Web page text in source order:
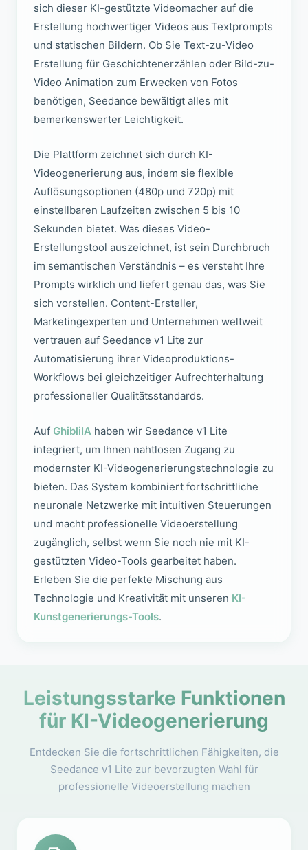
sich dieser KI-gestützte Videomacher auf die
Erstellung hochwertiger Videos aus Textprompts
und statischen Bildern. Ob Sie Text-zu-Video
Erstellung für Geschichtenerzählen oder Bild-zu-
Video Animation zum Erwecken von Fotos
benötigen, Seedance bewältigt alles mit
bemerkenswerter Leichtigkeit.
Die Plattform zeichnet sich durch KI-
Videogenerierung aus, indem sie flexible
Auflösungsoptionen (480p und 720p) mit
einstellbaren Laufzeiten zwischen 5 bis 10
Sekunden bietet. Was dieses Video-
Erstellungstool auszeichnet, ist sein Durchbruch
im semantischen Verständnis – es versteht Ihre
Prompts wirklich und liefert genau das, was Sie
sich vorstellen. Content-Ersteller,
Marketingexperten und Unternehmen weltweit
vertrauen auf Seedance v1 Lite zur
Automatisierung ihrer Videoproduktions-
Workflows bei gleichzeitiger Aufrechterhaltung
professioneller Qualitätsstandards.
Auf GhibliIA haben wir Seedance v1 Lite
integriert, um Ihnen nahtlosen Zugang zu
modernster KI-Videogenerierungstechnologie zu
bieten. Das System kombiniert fortschrittliche
neuronale Netzwerke mit intuitiven Steuerungen
und macht professionelle Videoerstellung
zugänglich, selbst wenn Sie noch nie mit KI-
gestützten Video-Tools gearbeitet haben.
Erleben Sie die perfekte Mischung aus
Technologie und Kreativität mit unseren KI-
Kunstgenerierungs-Tools.
Leistungsstarke Funktionen
für KI-Videogenerierung
Entdecken Sie die fortschrittlichen Fähigkeiten, die
Seedance v1 Lite zur bevorzugten Wahl für
professionelle Videoerstellung machen